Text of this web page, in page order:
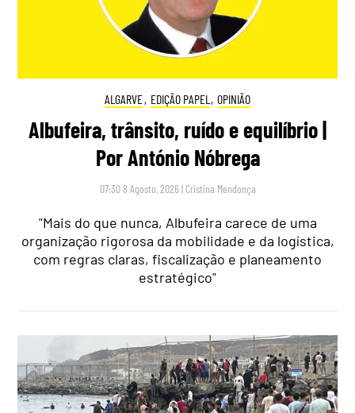
ALGARVE, EDIÇÃO PAPEL , OPINIÃO
Albufeira, trânsito, ruído e equilíbrio |
Por António Nóbrega
07:30 8 Agosto, 2026 | Cristina Mendonça
"Mais do que nunca, Albufeira carece de uma
organização rigorosa da mobilidade e da logística,
com regras claras, fiscalização e planeamento
estratégico"